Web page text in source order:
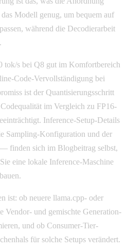
Modell genug, um bequem auf
während die Decodierarbeit
tok/s bei Q8 gut im Komfortbereich
Code-Vervollständigung bei
ist der Quantisierungsschritt
im Vergleich zu FP16-
Inference-Setup-Details
Sampling-Konfiguration und der
finden sich im Blogbeitrag selbst,
eine lokale Inference-Maschine
ist: ob neuere llama.cpp- oder
Vendor- und gemischte Generation-
und ob Consumer-Tier-
für solche Setups verändert.